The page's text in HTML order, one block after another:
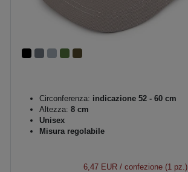
Circonferenza: indicazione 52 - 60 cm
Altezza: 8 cm
Unisex
Misura regolabile
6,47 EUR / confezione (1 pz.)